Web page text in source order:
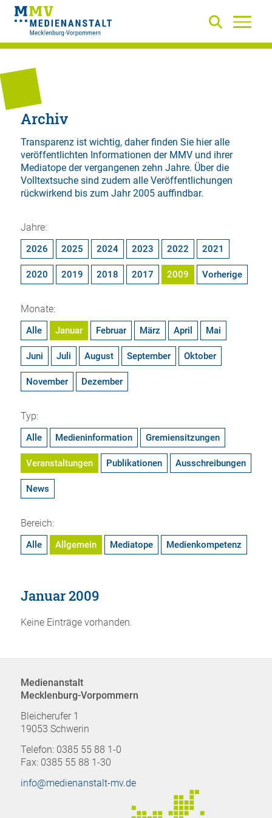
Archiv
Transparenz ist wichtig, daher finden Sie hier alle
veröffentlichten Informationen der MMV und ihrer
Mediatope der vergangenen zehn Jahre. Über die
Volltextsuchesind zudem alle Veröffentlichungen
rückwirkend bis zum Jahr 2005 auffindbar.
Jahre:
2026 2025 2024 2023 2022 2021
2020 2019 2018 2017 2009 Vorherige
Monate:
Alle Januar Februar März April Mai
Juni Juli August September Oktober
November Dezember
Typ:
Alle Medieninformation Gremiensitzungen
Veranstaltungen Publikationen Ausschreibungen
News
Bereich:
Alle Allgemein Mediatope Medienkompetenz
Januar 2009
Keine Einträge vorhanden.
Medienanstalt
Mecklenburg-Vorpommern
Bleicherufer 1
19053 Schwerin
Telefon: 0385 55 88 1-0
Fax: 0385 55 88 1-30
info@medienanstalt-mv.de